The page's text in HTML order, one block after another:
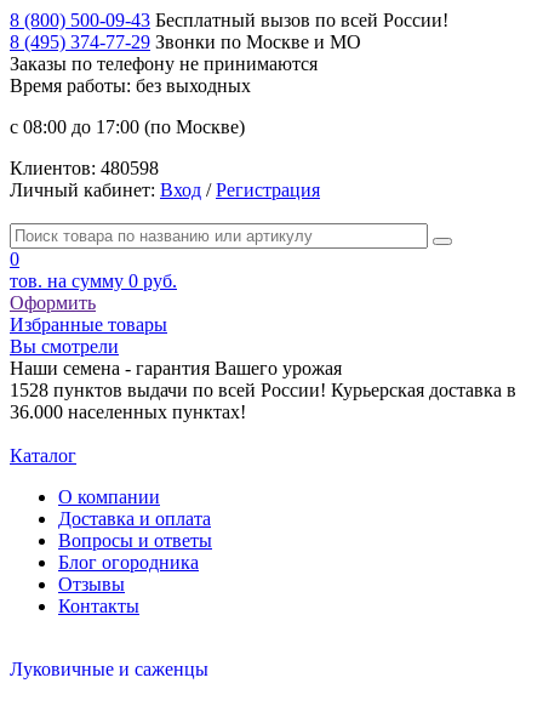
8 (800) 500-09-43 Бесплатный вызов по всей России!
8 (495) 374-77-29 Звонки по Москве и МО
Заказы по телефону не принимаются
Время работы: без выходных
с 08:00 до 17:00 (по Москве)
Клиентов: 480598
Личный кабинет: Вход /Регистрация
0
тов. на сумму 0 руб.
Оформить
Избранные товары
Вы смотрели
Наши семена - гарантия Вашего урожая
1528 пунктов выдачи по всей России! Курьерская доставка в
36.000 населенных пунктах!
Каталог
О компании
Доставка и оплата
Вопросы и ответы
Блог огородника
Отзывы
Контакты
Луковичные и саженцы